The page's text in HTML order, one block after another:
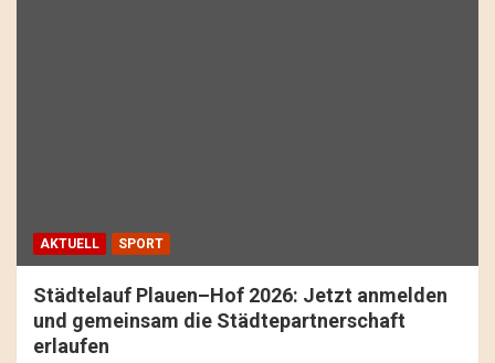
AKTUELL SPORT
Städtelauf Plauen–Hof 2026: Jetzt anmelden
und gemeinsam die Städtepartnerschaft
erlaufen